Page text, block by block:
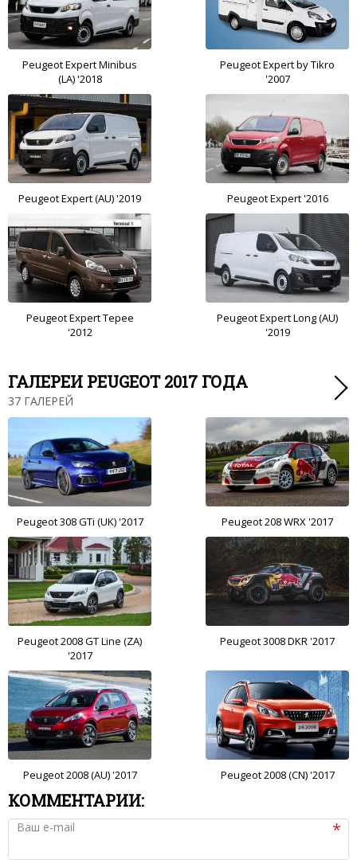
Peugeot Expert Minibus
(LA) '2018
Peugeot Expert by Tikro
'2007
Peugeot Expert (AU) '2019 Peugeot Expert '2016
Peugeot Expert Tepee
'2012
Peugeot Expert Long (AU)
'2019
ГАЛЕРЕИ PEUGEOT 2017 ГОДА
37 ГАЛЕРЕЙ
Peugeot 308 GTi (UK) '2017 Peugeot 208 WRX '2017
Peugeot 2008 GT Line (ZA)
'2017
Peugeot 3008 DKR '2017
Peugeot 2008 (AU) '2017 Peugeot 2008 (CN) '2017
КОММЕНТАРИИ:
Ваш e-mail